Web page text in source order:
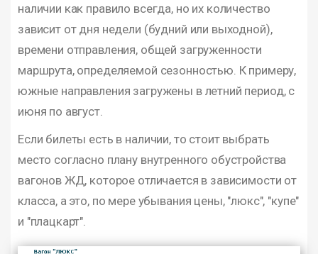
наличии как правило всегда, но их количество
зависит от дня недели (будний или выходной),
времени отправления, общей загруженности
маршрута, определяемой сезонностью. К примеру,
южные направления загружены в летний период, с
июня по август.
Если билеты есть в наличии, то стоит выбрать
место согласно плану внутренного обустройства
вагонов ЖД, которое отличается в зависимости от
класса, а это, по мере убывания цены, "люкс", "купе"
и "плацкарт".